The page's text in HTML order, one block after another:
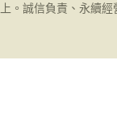
上。誠信負責、永續經